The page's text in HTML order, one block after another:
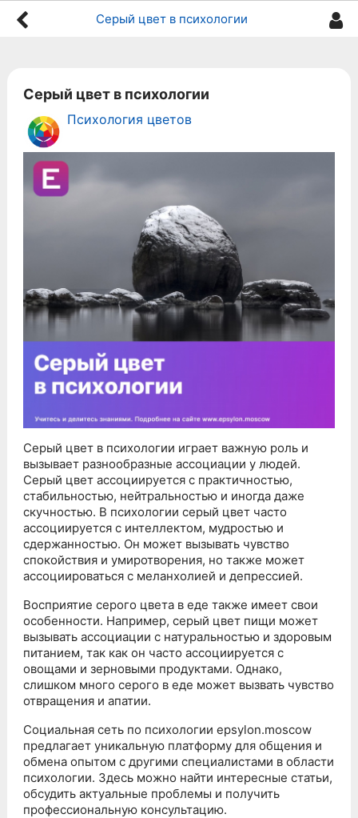
Серый цвет в психологии
Серый цвет в психологии
Психология цветов
Серый цвет в психологии играет важную роль и
вызывает разнообразные ассоциации у людей.
Серый цвет ассоциируется с практичностью,
стабильностью, нейтральностью и иногда даже
скучностью. В психологии серый цвет часто
ассоциируется с интеллектом, мудростью и
сдержанностью. Он может вызывать чувство
спокойствия и умиротворения, но также может
ассоциироваться с меланхолией и депрессией.
Восприятие серого цвета в еде также имеет свои
особенности. Например, серый цвет пищи может
вызывать ассоциации с натуральностью и здоровым
питанием, так как он часто ассоциируется с
овощами и зерновыми продуктами. Однако,
слишком много серого в еде может вызвать чувство
отвращения и апатии.
Социальная сеть по психологии epsylon.moscow
предлагает уникальную платформу для общения и
обмена опытом с другими специалистами в области
психологии. Здесь можно найти интересные статьи,
обсудить актуальные проблемы и получить
профессиональную консультацию.